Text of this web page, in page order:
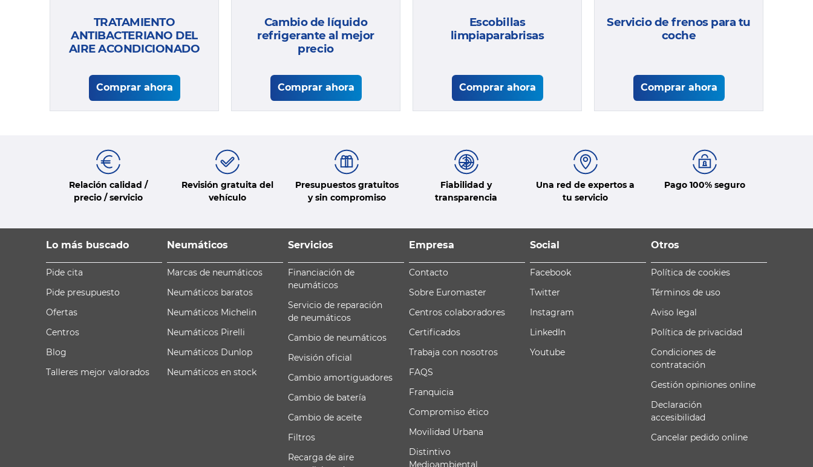
TRATAMIENTO
ANTIBACTERIANO DEL
AIRE ACONDICIONADO
Comprar ahora
Cambio de líquido
refrigerante al mejor
precio
Comprar ahora
Escobillas
limpiaparabrisas
Comprar ahora
Servicio de frenos para tu
coche
Comprar ahora
Relación calidad /
precio / servicio
Revisión gratuita del
vehículo
Presupuestos gratuitos
y sin compromiso
Fiabilidad y
transparencia
Una red de expertos a
tu servicio
Pago 100% seguro
Lo más buscado
Pide cita
Pide presupuesto
Ofertas
Centros
Blog
Talleres mejor valorados
Neumáticos
Marcas de neumáticos
Neumáticos baratos
Neumáticos Michelin
Neumáticos Pirelli
Neumáticos Dunlop
Neumáticos en stock
Servicios
Financiación de
neumáticos
Servicio de reparación
de neumáticos
Cambio de neumáticos
Revisión oficial
Cambio amortiguadores
Cambio de batería
Cambio de aceite
Filtros
Recarga de aire
Empresa
Contacto
Sobre Euromaster
Centros colaboradores
Certificados
Trabaja con nosotros
FAQS
Franquicia
Compromiso ético
Movilidad Urbana
Distintivo
Medioambiental
Social
Facebook
Twitter
Instagram
LinkedIn
Youtube
Otros
Política de cookies
Términos de uso
Aviso legal
Política de privacidad
Condiciones de
contratación
Gestión opiniones online
Declaración
accesibilidad
Cancelar pedido online